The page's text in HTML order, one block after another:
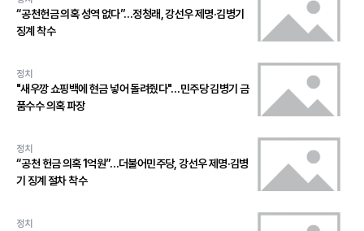
“공천헌금 의혹 성역 없다”…정청래, 강선우 제명·김병기
징계 착수
정치
"새우깡 쇼핑백에 현금 넣어 돌려줬다"…민주당 김병기 금
품수수 의혹 파장
정치
“공천 헌금 의혹 1억원”…더불어민주당, 강선우 제명·김병
기 징계 절차 착수
정치